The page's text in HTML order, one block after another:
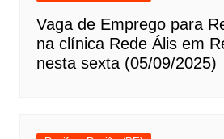
Vaga de Emprego para
na clínica Rede Ális em
nesta sexta (05/09/2025)